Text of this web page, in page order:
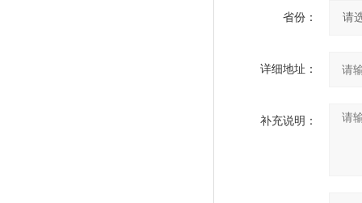
省份：
详细地址：
补充说明：